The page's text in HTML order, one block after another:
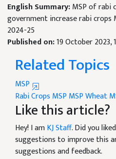
English Summary:MSP of rabi
government increase rabi
2024-25
Published on:19 October 2023,
Related Topics
MSP
Rabi Crops MSPMSPWheat
Like this article?
Hey! I amKJ Staff. Did you
suggestions to improve this
suggestions and feedback.